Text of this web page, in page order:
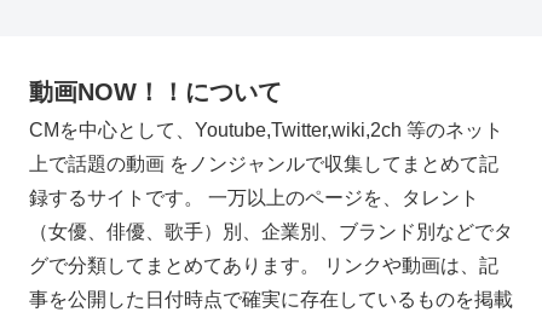
動画NOW！！について
CMを中心として、Youtube,Twitter,wiki,2ch 等のネット
上で話題の動画 をノンジャンルで収集してまとめて記
録するサイトです。 一万以上のページを、タレント
（女優、俳優、歌手）別、企業別、ブランド別などでタ
グで分類してまとめてあります。 リンクや動画は、記
事を公開した日付時点で確実に存在しているものを掲載